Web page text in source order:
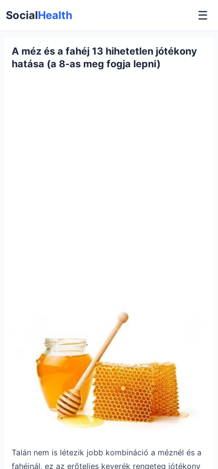
SocialHealth ☰
A méz és a fahéj 13 hihetetlen jótékony
hatása (a 8-as meg fogja lepni)
Talán nem is létezik jobb kombináció a méznél és a
fahéjnál, ez az erőteljes keverék rengeteg jótékony